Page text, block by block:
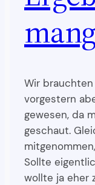
Wir
vorgestern
gewesen, da
geschaut.
Sollte
wollte ja eher